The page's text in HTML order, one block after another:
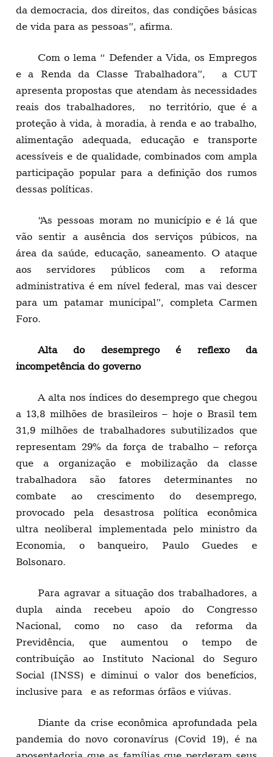
da democracia, dos direitos, das condições básicas
de vida para as pessoas”, afirma.
Com o lema “ Defender a Vida, os Empregos
e a Renda da Classe Trabalhadora”, a CUT
apresenta propostas que atendam às necessidades
reais dos trabalhadores, no território, que é a
proteção à vida, à moradia, à renda e ao trabalho,
alimentação adequada, educação e transporte
acessíveis e de qualidade, combinados com ampla
participação popular para a definição dos rumos
dessas políticas.
“As pessoas moram no município e é lá que
vão sentir a ausência dos serviços púbicos, na
área da saúde, educação, saneamento. O ataque
aos servidores públicos com a reforma
administrativa é em nível federal, mas vai descer
para um patamar municipal”, completa Carmen
Foro.
Alta do desemprego é reflexo da
incompetência do governo
A alta nos índices do desemprego que chegou
a 13,8 milhões de brasileiros – hoje o Brasil tem
31,9 milhões de trabalhadores subutilizados que
representam 29% da força de trabalho – reforça
que a organização e mobilização da classe
trabalhadora são fatores determinantes no
combate ao crescimento do desemprego,
provocado pela desastrosa política econômica
ultra neoliberal implementada pelo ministro da
Economia, o banqueiro, Paulo Guedes e
Bolsonaro.
Para agravar a situação dos trabalhadores, a
dupla ainda recebeu apoio do Congresso
Nacional, como no caso da reforma da
Previdência, que aumentou o tempo de
contribuição ao Instituto Nacional do Seguro
Social (INSS) e diminui o valor dos benefícios,
inclusive para e as reformas órfãos e viúvas.
Diante da crise econômica aprofundada pela
pandemia do novo coronavírus (Covid 19), é na